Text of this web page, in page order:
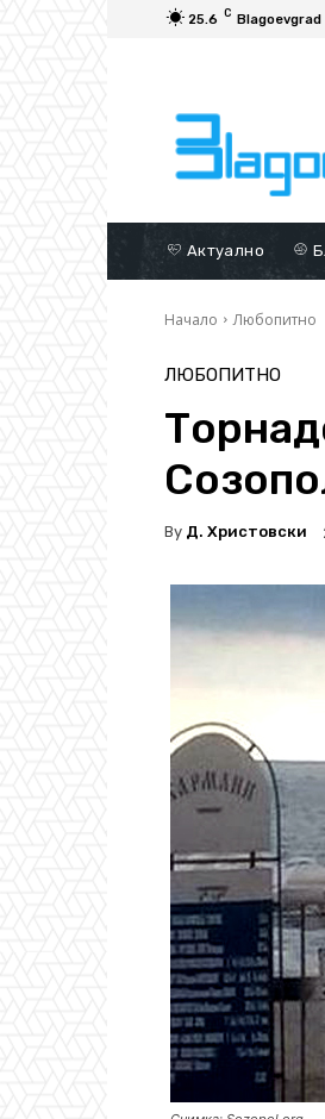
25.6 C Blagoevgrad
Актуално
Начало Любопитно
ЛЮБОПИТНО
By Д. Христовски